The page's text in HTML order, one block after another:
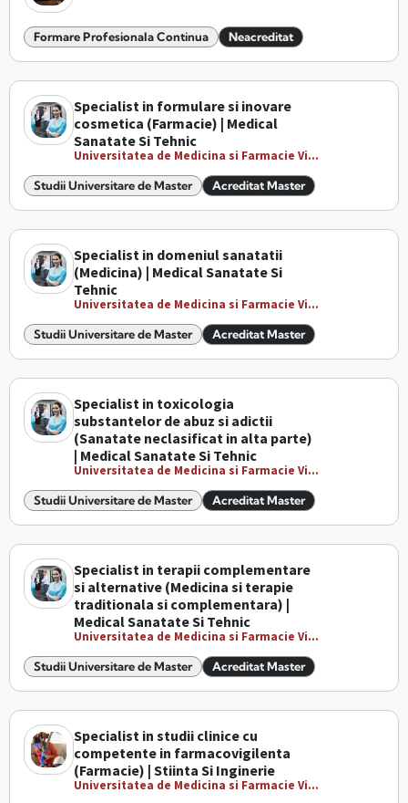
Formare Profesionala Continua Neacreditat
Specialist in formulare si inovare
cosmetica (Farmacie) | Medical
Sanatate Si Tehnic
Universitatea de Medicina si Farmacie Vi...
Studii Universitare de Master Acreditat Master
Specialist in domeniul sanatatii
(Medicina) | Medical Sanatate Si
Tehnic
Universitatea de Medicina si Farmacie Vi...
Studii Universitare de Master Acreditat Master
Specialist in toxicologia
substantelor de abuz si adictii
(Sanatate neclasificat in alta parte)
| Medical Sanatate Si Tehnic
Universitatea de Medicina si Farmacie Vi...
Studii Universitare de Master Acreditat Master
Specialist in terapii complementare
si alternative (Medicina si terapie
traditionala si complementara) |
Medical Sanatate Si Tehnic
Universitatea de Medicina si Farmacie Vi...
Studii Universitare de Master Acreditat Master
Specialist in studii clinice cu
competente in farmacovigilenta
(Farmacie) | Stiinta Si Inginerie
Universitatea de Medicina si Farmacie Vi...